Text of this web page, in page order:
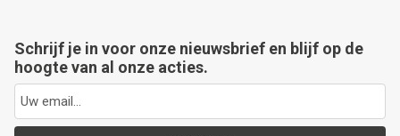
Schrijf je in voor onze nieuwsbrief en blijf op de
hoogte van al onze acties.